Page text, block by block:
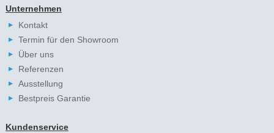
Unternehmen
Kontakt
Termin für den Showroom
Über uns
Referenzen
Ausstellung
Bestpreis Garantie
Kundenservice